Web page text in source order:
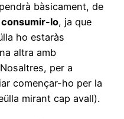
bàsicament, de
consumir-lo, ja que
ho estaràs
altra amb
per a
començar-ho per la
mirant cap avall).